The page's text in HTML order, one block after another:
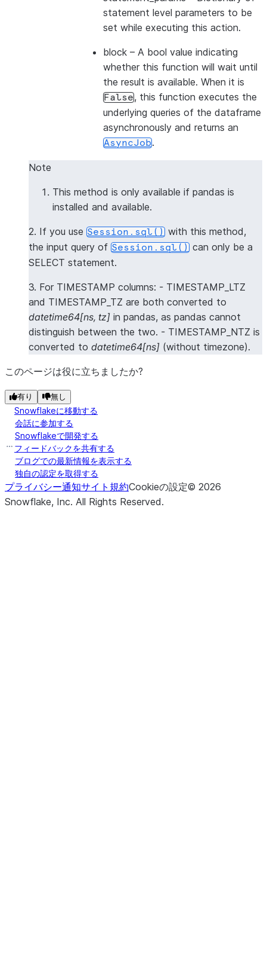
statement level parameters to be
set while executing this action.
block – A bool value indicating
whether this function will wait until
the result is available. When it is
False, this function executes the
underlying queries of the dataframe
asynchronously and returns an
AsyncJob.
Note
This method is only available if pandas is
installed and available.
2. If you use Session.sql() with this method,
the input query of Session.sql() can only be a
SELECT statement.
3. For TIMESTAMP columns: - TIMESTAMP_LTZ
and TIMESTAMP_TZ are both converted to
datetime64[ns, tz] in pandas, as pandas cannot
distinguish between the two. - TIMESTAMP_NTZ is
converted to datetime64[ns] (without timezone).
このページは役に立ちましたか?
有り 無し
Snowflakeに移動する
会話に参加する
Snowflakeで開発する
フィードバックを共有する
ブログでの最新情報を表示する
独自の認定を取得する
プライバシー通知サイト規約Cookieの設定© 2026
Snowflake, Inc. All Rights Reserved.